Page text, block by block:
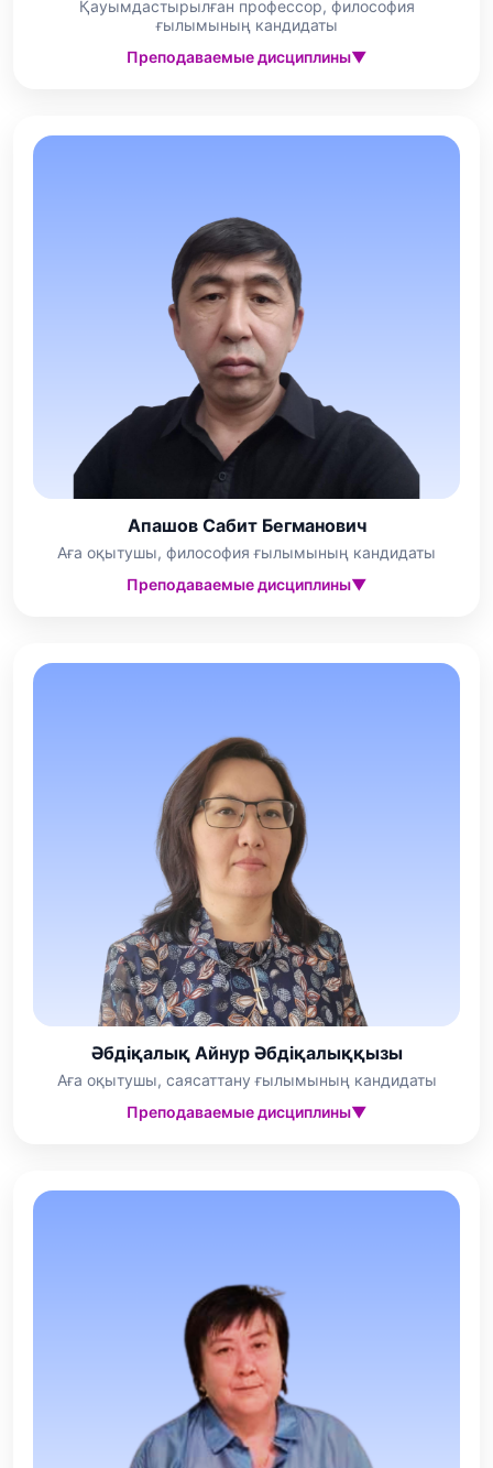
Қауымдастырылған профессор, философия
ғылымының кандидаты
Преподаваемые дисциплины▼
Апашов Сабит Бегманович
Аға оқытушы, философия ғылымының кандидаты
Преподаваемые дисциплины▼
Әбдіқалық Айнур Әбдіқалыққызы
Аға оқытушы, саясаттану ғылымының кандидаты
Преподаваемые дисциплины▼